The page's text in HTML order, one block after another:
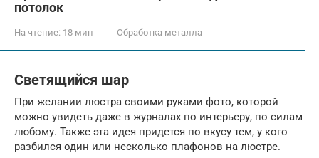
потолок
На чтение: 18 мин Обработка металла
Светящийся шар
При желании люстра своими руками фото, которой
можно увидеть даже в журналах по интерьеру, по силам
любому. Также эта идея придется по вкусу тем, у кого
разбился один или несколько плафонов на люстре.